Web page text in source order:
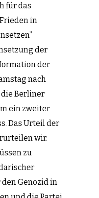
für das
in
der
der
nach
Berliner
ein zweiter
Das Urteil der
wir.
zu
Genozid in